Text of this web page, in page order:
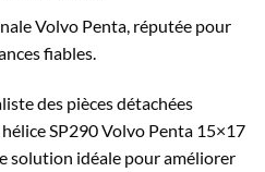
Volvo Penta, réputée pour
fiables.
des pièces détachées
SP290 Volvo Penta 15×17
solution idéale pour améliorer